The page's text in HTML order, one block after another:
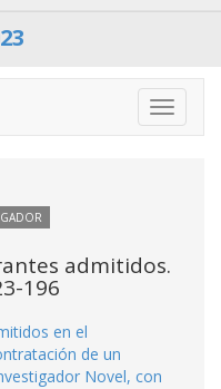
Toggle
admitidos.
196
en el
de un
Novel, con